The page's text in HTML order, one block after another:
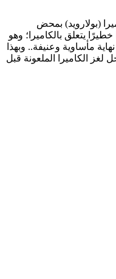
(بولارويد) بمحض
يتعلق بالكاميرا؛ وهو
مأساوية وعنيفة.. وبهذا
الكاميرا الملعونة قبل